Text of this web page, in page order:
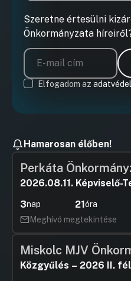
Szeretne értesülni
Önkormányzata
Elfogadom az
Hamarosan élőben!
Perkáta
2026.08.11. Képviselő-
3nap 21óra
Meghívó megtekintése
Miskolc MJV
Közgyűlés – 2026 II.